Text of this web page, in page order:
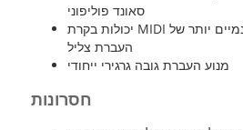
סאונד פוליפוני
יכולות בקרת MIDI מתקדמות לאפקטים דינמיים יותר של
העברת צליל
מנוע העברת גובה גרגירי ייחודי
חסרונות